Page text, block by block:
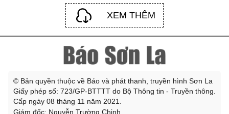
XEM THÊM
© Bản quyền thuộc về Báo và phát thanh, truyền hình Sơn La
Giấy phép số: 723/GP-BTTTT do Bộ Thông tin - Truyền thông.
Cấp ngày 08 tháng 11 năm 2021.
Giám đốc: Nguyễn Trường Chinh.